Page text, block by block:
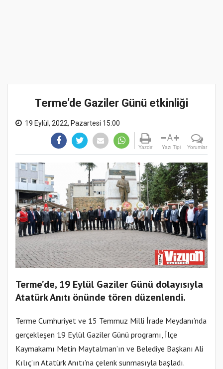
Terme’de Gaziler Günü etkinliği
19 Eylül, 2022, Pazartesi 15:00
Yazdır
A
Yazı Tipi Yorumlar
Terme’de, 19 Eylül Gaziler Günü dolayısıyla
Atatürk Anıtı önünde tören düzenlendi.
Terme Cumhuriyet ve 15 Temmuz Milli İrade Meydanı’nda
gerçekleşen 19 Eylül Gaziler Günü programı, İlçe
Kaymakamı Metin Maytalman’ın ve Belediye Başkanı Ali
Kılıç’ın Atatürk Anıtı’na çelenk sunmasıyla başladı.